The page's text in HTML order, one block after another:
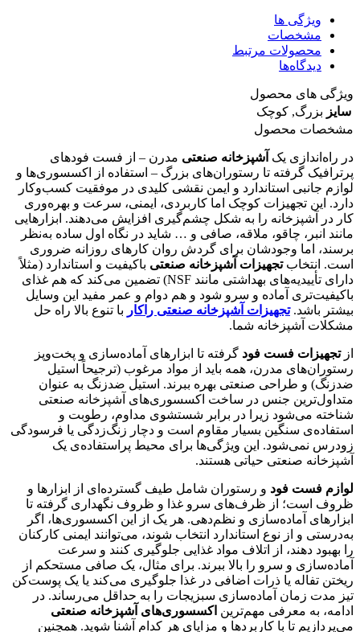
ویژگی ها
مشخصات
محصولات مرتبط
دیدگاه‌ها
ویژگی های محصول
سایز بزرگ, کوچک
مشخصات محصول
در راه‌اندازی یک آشپزخانه صنعتی مدرن – از فست فودهای
پرترافیک گرفته تا رستوران‌های بزرگ – استفاده از اکسسوری‌ها و
لوازم جانبی استاندارد و ایمن نقشی کلیدی در موفقیت کسب‌وکار
دارد. این تجهیزات کوچک اما کاربردی، ایمنی، سرعت و بهره‌وری
کار در آشپزخانه را به شکل چشم‌گیری افزایش می‌دهند. ابزارهایی
مانند انبر، چاقو، ملاقه، صافی و … شاید در نگاه اول ساده به‌نظر
برسند، اما وجودشان برای گردش روان کارهای روزانه ضروری
است. انتخابتجهیزات آشپزخانه صنعتی باکیفیت و استاندارد (مثلاً
دارای تأییدیه‌های بهداشتی مانند NSF) تضمین می‌کند که هم غذای
باکیفیت‌تری آماده و سرو شود و هم دوام و عمر مفید این وسایل
بیشتر باشد.تجهیزات آشپزخانه صنعتی راکار با تنوع بالا راه حل
مشکلات آشپزخانه شما.
ازتجهیزات فست فود گرفته تا ابزارهای آماده‌سازی و پخت‌وپز
رستوران‌های مدرن، همه باید از مواد مرغوب (ترجیحاً استیل
ضدزنگ) و طراحی صنعتی بهره ببرند. استیل ضدزنگ به عنوان
متداول‌ترین جنس در ساخت اکسسوری‌های آشپزخانه صنعتی
شناخته می‌شود زیرا در برابر شستشوی مداوم، رطوبت و
استفاده‌ی سنگین بسیار مقاوم است و دچار زنگ‌زدگی یا فرسودگی
زودرس نمی‌شود. این ویژگی‌ها برای محیط پراستفاده‌ی یک
آشپزخانه صنعتی حیاتی هستند.
لوازم فست فود و رستوران شامل طیف گسترده‌ای از ابزارها و
ظروف است؛ از ظرف‌های سرو غذا و ظروف نگهداری گرفته تا
ابزارهای آماده‌سازی و نظم‌دهی. هر یک از این اکسسوری‌ها، اگر
به‌درستی و از نوع استاندارد انتخاب شوند، می‌توانند ایمنی کارکنان
را بهبود دهند، از اتلاف مواد غذایی جلوگیری کنند و سرعت
آماده‌سازی و سرو را بالا ببرند. برای مثال، یک صافی مستحکم از
ریختن تفاله یا ذرات اضافی در غذا جلوگیری می‌کند یا یک پوست‌کن
تیز مدت زمان آماده‌سازی سبزیجات را به حداقل می‌رساند. در
ادامه، به معرفی مهم‌ترین اکسسوری‌های آشپزخانه صنعتی
می‌پردازیم تا با کاربردها و مزایای هر کدام آشنا شوید. همچنین